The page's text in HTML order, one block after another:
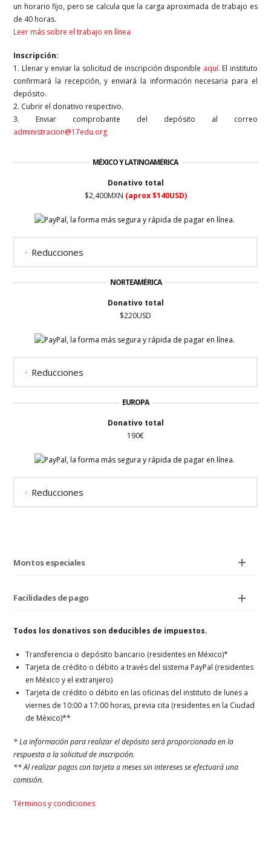
un horario fijo, pero se calcula que la carga aproximada de trabajo es
de 40 horas.
Leer más sobre el trabajo en línea
Inscripción:
1. Llenar y enviar la solicitud de inscripción disponible aquí. El instituto
confirmará la recepción, y enviará la información necesaria para el
depósito.
2. Cubrir el donativo respectivo.
3. Enviar comprobante del depósito al correo
administracion@17edu.org
MÉXICO Y LATINOAMÉRICA
Donativo total
$2,400MXN (aprox $140USD)
Reducciones
NORTEAMÉRICA
Donativo total
$220USD
Reducciones
EUROPA
Donativo total
190€
Reducciones
Montos especiales
Facilidades de pago
Todos los donativos son deducibles de impuestos.
Transferencia o depósito bancario (residentes en México)*
Tarjeta de crédito o débito a través del sistema PayPal (residentes
en México y el extranjero)
Tarjeta de crédito o débito en las oficinas del instituto de lunes a
viernes de 10:00 a 17:00 horas, previa cita (residentes en la Ciudad
de México)**
* La información para realizar el depósito será proporcionada en la
respuesta a la solicitud de inscripción.
** Al realizar pagos con tarjeta a meses sin intereses se efectuará una
comisión.
Términos y condiciones